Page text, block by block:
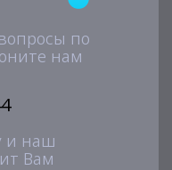
по
нам
и наш
Вам